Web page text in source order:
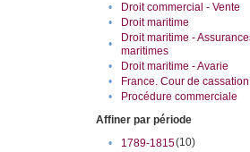
•
Droit commercial - Vente
•
Droit maritime
•
Droit maritime -
maritimes
• Droit maritime - Avarie
•
France. Cour de cassation
•
Procédure commerciale
Affiner par période
•
1789-1815(10)